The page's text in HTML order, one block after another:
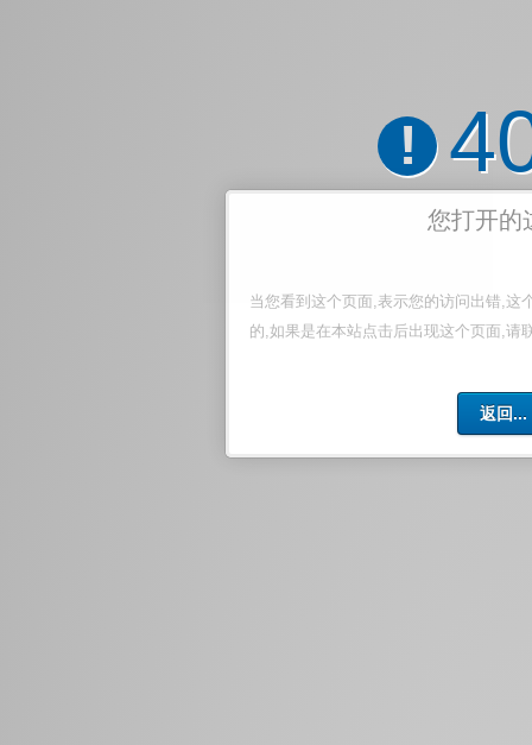
!
您打开的
当您看到这个页面,表示您的访问出错,这
的,如果是在本站点击后出现这个页面,请
返回...